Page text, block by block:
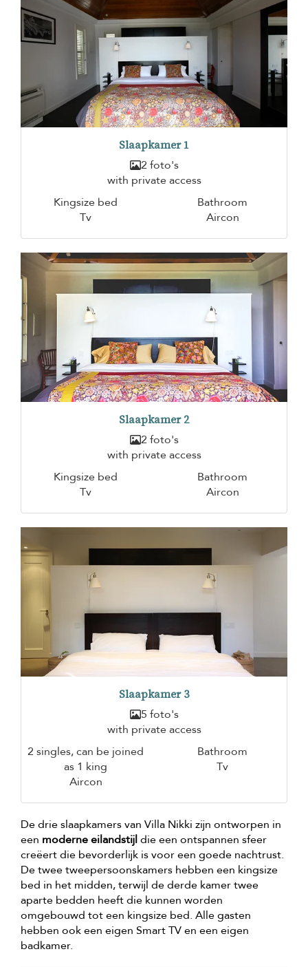
Slaapkamer 1
2 foto's
with private access
Kingsize bed
Bathroom
Tv
Aircon
Slaapkamer 2
2 foto's
with private access
Kingsize bed
Bathroom
Tv
Aircon
Slaapkamer 3
5 foto's
with private access
2 singles, can be joined
as 1 king
Bathroom
Tv
Aircon
De drie slaapkamers van Villa Nikki zijn ontworpen in
een moderne eilandstijldie een ontspannen sfeer
creëert die bevorderlijk is voor een goede nachtrust.
De twee tweepersoonskamers hebben een kingsize
bed in het midden, terwijl de derde kamer twee
aparte bedden heeft die kunnen worden
omgebouwd tot een kingsize bed. Alle gasten
hebben ook een eigen Smart TV en een eigen
badkamer.